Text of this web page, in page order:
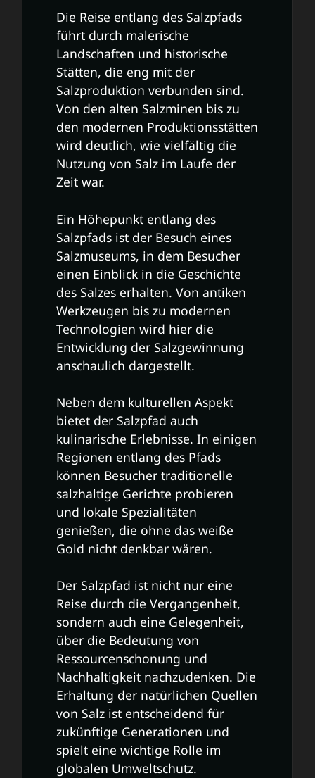
Die Reise entlang des Salzpfads
führt durch malerische
Landschaften und historische
Stätten, die eng mit der
Salzproduktion verbunden sind.
Von den alten Salzminen bis zu
den modernen Produktionsstätten
wird deutlich, wie vielfältig die
Nutzung von Salz im Laufe der
Zeit war.
Ein Höhepunkt entlang des
Salzpfads ist der Besuch eines
Salzmuseums, in dem Besucher
einen Einblick in die Geschichte
des Salzes erhalten. Von antiken
Werkzeugen bis zu modernen
Technologien wird hier die
Entwicklung der Salzgewinnung
anschaulich dargestellt.
Neben dem kulturellen Aspekt
bietet der Salzpfad auch
kulinarische Erlebnisse. In einigen
Regionen entlang des Pfads
können Besucher traditionelle
salzhaltige Gerichte probieren
und lokale Spezialitäten
genießen, die ohne das weiße
Gold nicht denkbar wären.
Der Salzpfad ist nicht nur eine
Reise durch die Vergangenheit,
sondern auch eine Gelegenheit,
über die Bedeutung von
Ressourcenschonung und
Nachhaltigkeit nachzudenken. Die
Erhaltung der natürlichen Quellen
von Salz ist entscheidend für
zukünftige Generationen und
spielt eine wichtige Rolle im
globalen Umweltschutz.